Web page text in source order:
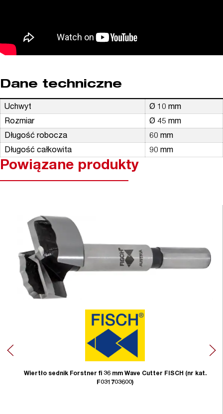
Dane techniczne
Uchwyt
Ø 10 mm
Rozmiar
Ø 45 mm
Długość robocza
60 mm
Długość całkowita
90 mm
Powiązane produkty
Wiertło sednik Forstner fi 36 mm Wave Cutter FISCH (nr kat.
F031703600)